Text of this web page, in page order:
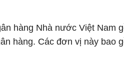
hàng Nhà nước Việt Nam
hàng. Các đơn vị này bao